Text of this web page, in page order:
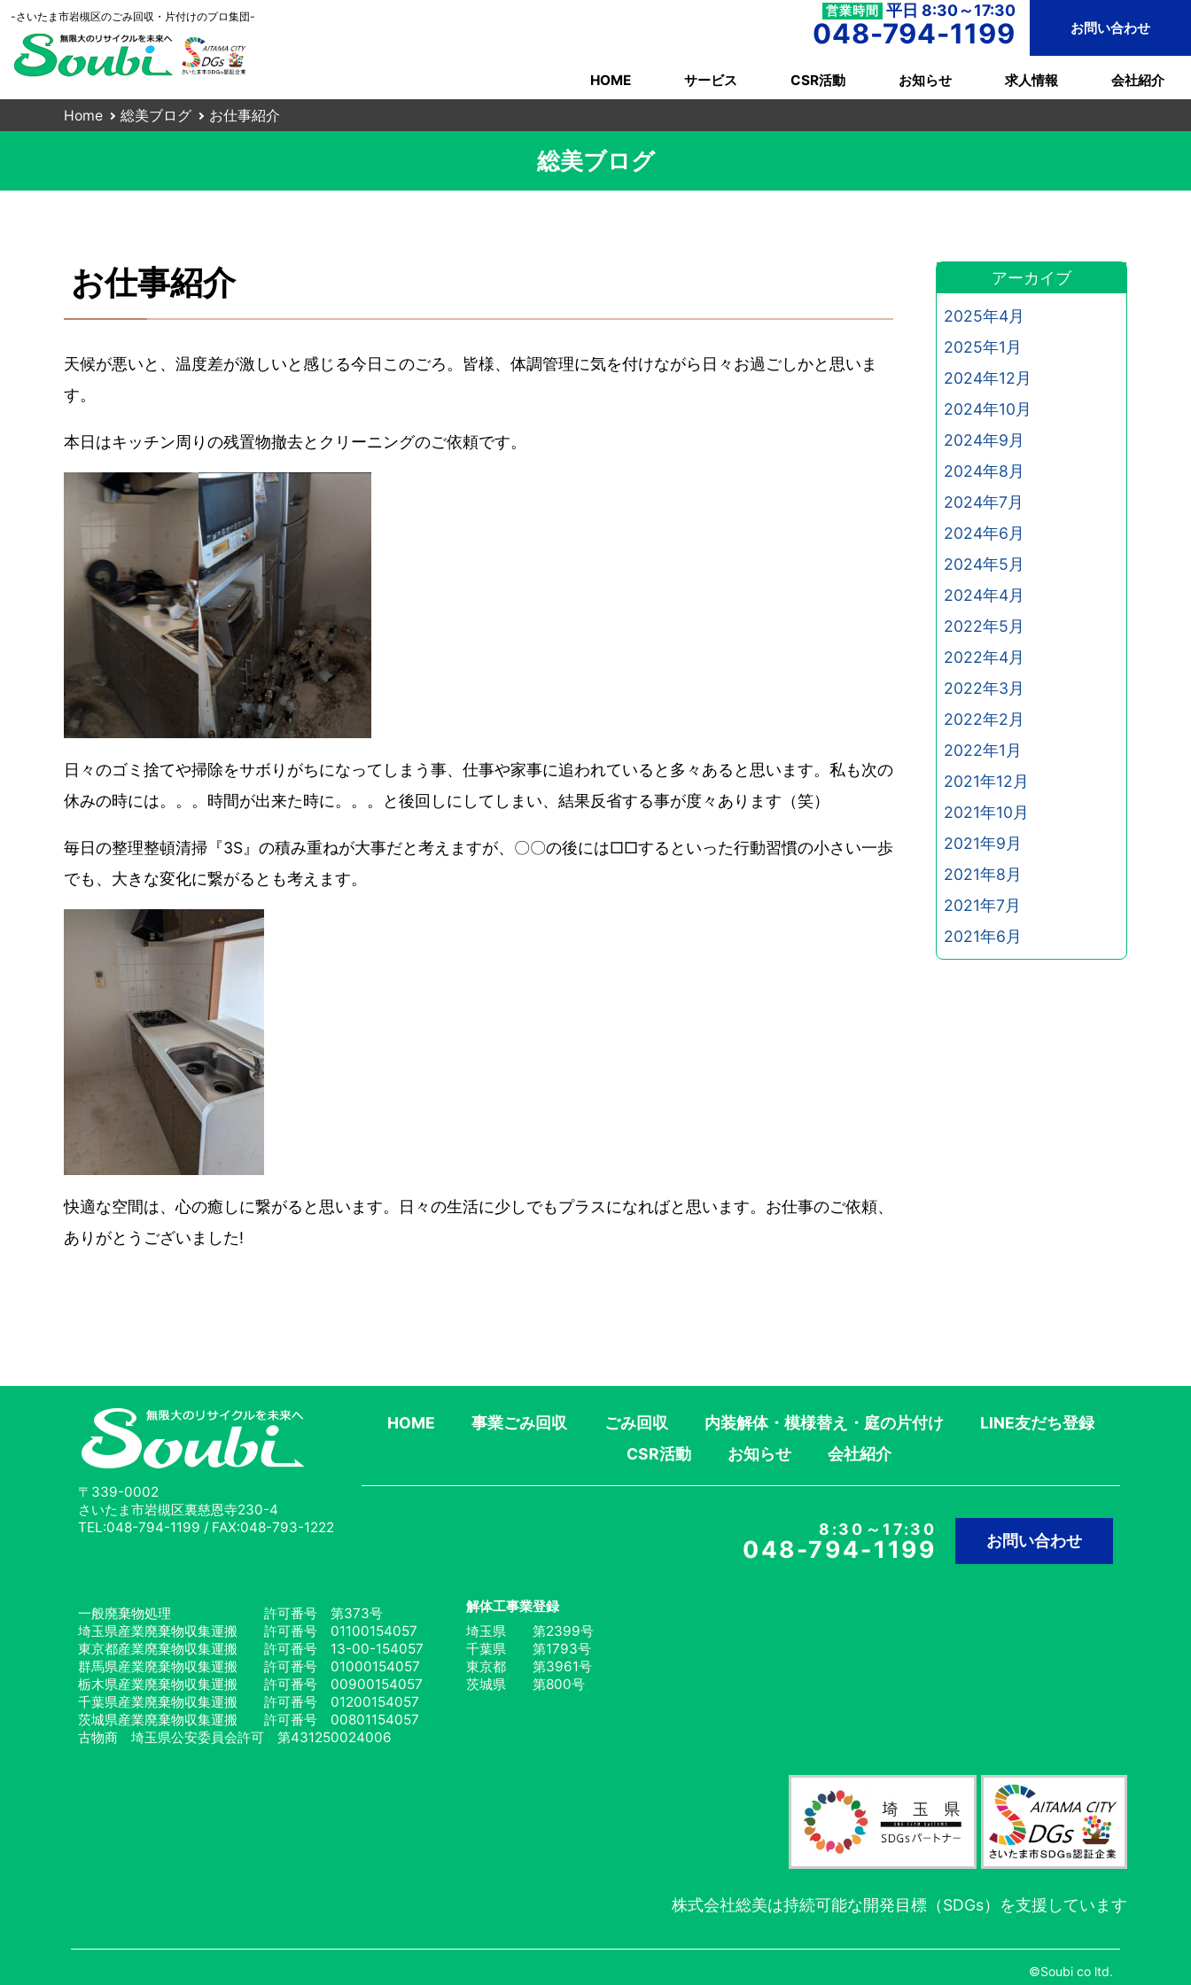
-さいたま市岩槻区のごみ回収・片付けのプロ集団- 営業時間 平日 8:30～17:30
048-794-1199 お問い合わせ
HOME サービス CSR活動 お知らせ 求人情報 会社紹介
Home 総美ブログ お仕事紹介
総美ブログ
お仕事紹介
天候が悪いと、温度差が激しいと感じる今日このごろ。皆様、体調管理に気を付けながら日々お過ごしかと思いま
す。
本日はキッチン周りの残置物撤去とクリーニングのご依頼です。
日々のゴミ捨てや掃除をサボりがちになってしまう事、仕事や家事に追われていると多々あると思います。私も次の
休みの時には。。。時間が出来た時に。。。と後回しにしてしまい、結果反省する事が度々あります（笑）
毎日の整理整頓清掃『3S』の積み重ねが大事だと考えますが、〇〇の後には□□するといった行動習慣の小さい一歩
でも、大きな変化に繋がるとも考えます。
快適な空間は、心の癒しに繋がると思います。日々の生活に少しでもプラスになればと思います。お仕事のご依頼、
ありがとうございました!
アーカイブ
2025年4月
2025年1月
2024年12月
2024年10月
2024年9月
2024年8月
2024年7月
2024年6月
2024年5月
2024年4月
2022年5月
2022年4月
2022年3月
2022年2月
2022年1月
2021年12月
2021年10月
2021年9月
2021年8月
2021年7月
2021年6月
HOME 事業ごみ回収 ごみ回収 内装解体・模様替え・庭の片付け
LINE友だち登録
CSR活動
お知らせ 会社紹介
8:30～17:30
048-794-1199 お問い合わせ
〒339-0002
さいたま市岩槻区裏慈恩寺230-4
TEL:048-794-1199 / FAX:048-793-1222
一般廃棄物処理
許可番号 第373号
埼玉県産業廃棄物収集運搬
許可番号 01100154057
東京都産業廃棄物収集運搬
許可番号 13-00-154057
群馬県産業廃棄物収集運搬
許可番号 01000154057
栃木県産業廃棄物収集運搬
許可番号 00900154057
千葉県産業廃棄物収集運搬
許可番号 01200154057
茨城県産業廃棄物収集運搬
許可番号 00801154057
古物商 埼玉県公安委員会許可
第431250024006
解体工事業登録
埼玉県 第2399号
千葉県 第1793号
東京都 第3961号
茨城県 第800号
株式会社総美は持続可能な開発目標（SDGs）を支援しています
©Soubi co ltd.